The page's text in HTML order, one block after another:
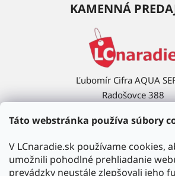
Táto webstránka používa súbory
V LCnaradie.sk používame cookies,
umožnili pohodlné prehliadanie
prevádzky neustále zlepšovali jeho
KAMENNÁ
Ľubomír Cifra AQUA
Radošovce 388